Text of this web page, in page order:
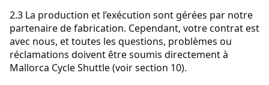
2.3 La production et l’exécution sont gérées par notre
partenaire de fabrication. Cependant, votre contrat est
avec nous, et toutes les questions, problèmes ou
réclamations doivent être soumis directement à
Mallorca Cycle Shuttle (voir section 10).